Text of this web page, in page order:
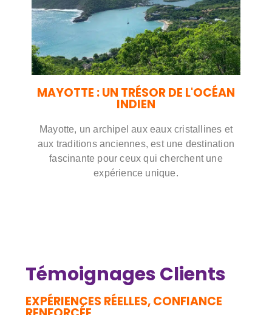
MAYOTTE : UN TRÉSOR DE L'OCÉAN
INDIEN
Mayotte, un archipel aux eaux cristallines et
aux traditions anciennes, est une destination
fascinante pour ceux qui cherchent une
expérience unique.
Témoignages Clients
EXPÉRIENCES RÉELLES, CONFIANCE